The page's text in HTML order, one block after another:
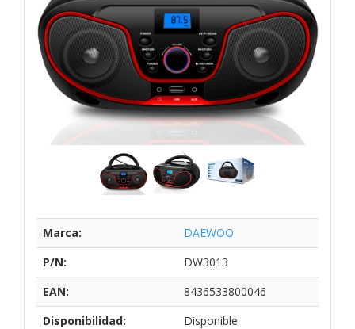
Marca:
DAEWOO
P/N:
DW3013
EAN:
8436533800046
Disponibilidad:
Disponible